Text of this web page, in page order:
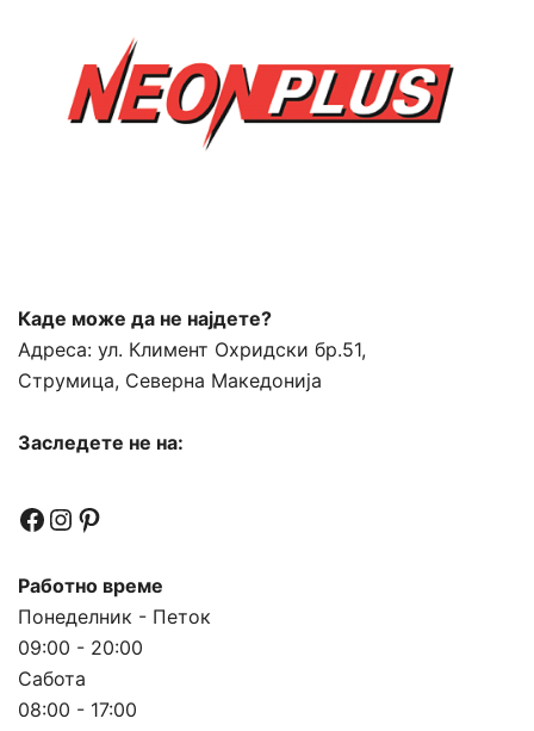
Каде може да не најдете?
Адреса: ул. Климент Охридски бр.51,
Струмица, Северна Македонија
Заследете не на:
Facebook
Instagram
Pinterest
Работно време
Понеделник - Петок
09:00 - 20:00
Сабота
08:00 - 17:00